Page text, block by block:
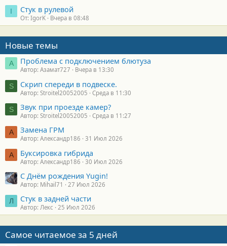
I Стук в рулевой
От: IgorK Вчера в 08:48
Новые темы
А Проблема с подключением блютуза
Автор: Азамат727 Вчера в 13:30
S Скрип спереди в подвеске.
Автор: Stroitel20052005 Среда в 11:30
S Звук при проезде камер?
Автор: Stroitel20052005 Среда в 11:27
А Замена ГРМ
Автор: Александр186 31 Июл 2026
А Буксировка гибрида
Автор: Александр186 30 Июл 2026
С Днём рождения Yugin!
Автор: Mihail71 27 Июл 2026
Л Стук в задней части
Автор: Лекс 25 Июл 2026
Самое читаемое за 5 дней